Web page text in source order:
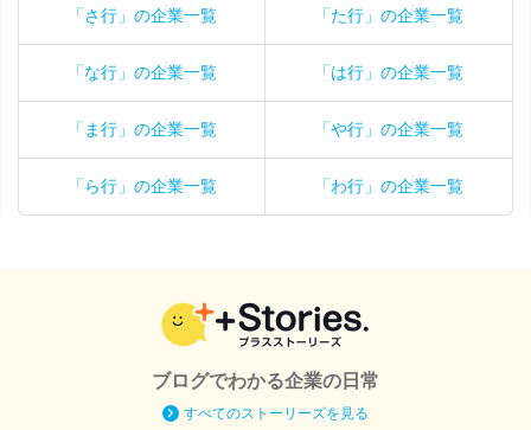
「さ行」の企業一覧 「た行」の企業一覧
「な行」の企業一覧 「は行」の企業一覧
「ま行」の企業一覧 「や行」の企業一覧
「ら行」の企業一覧 「わ行」の企業一覧
ブログでわかる企業の日常
すべてのストーリーズを見る